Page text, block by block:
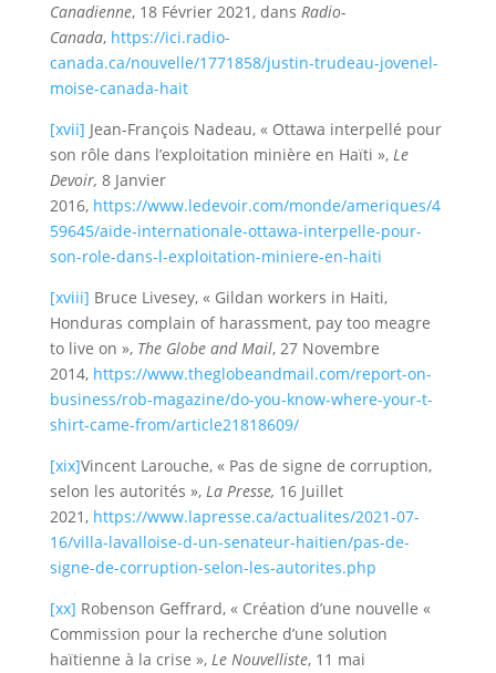
Canadienne, 18 Février 2021, dans Radio-
Canada, https://ici.radio-
canada.ca/nouvelle/1771858/justin-trudeau-jovenel-
moise-canada-hait
[xvii] Jean-François Nadeau, « Ottawa interpellé pour
son rôle dans l’exploitation minière en Haïti », Le
Devoir, 8 Janvier
2016, https://www.ledevoir.com/monde/ameriques/4
59645/aide-internationale-ottawa-interpelle-pour-
son-role-dans-l-exploitation-miniere-en-haiti
[xviii] Bruce Livesey, « Gildan workers in Haiti,
Honduras complain of harassment, pay too meagre
to live on », The Globe and Mail, 27 Novembre
2014, https://www.theglobeandmail.com/report-on-
business/rob-magazine/do-you-know-where-your-t-
shirt-came-from/article21818609/
[xix]Vincent Larouche, « Pas de signe de corruption,
selon les autorités », La Presse, 16 Juillet
2021, https://www.lapresse.ca/actualites/2021-07-
16/villa-lavalloise-d-un-senateur-haitien/pas-de-
signe-de-corruption-selon-les-autorites.php
[xx] Robenson Geffrard, « Création d’une nouvelle «
Commission pour la recherche d’une solution
haïtienne à la crise », Le Nouvelliste, 11 mai